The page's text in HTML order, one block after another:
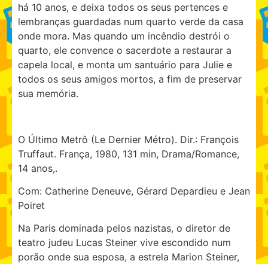
há 10 anos, e deixa todos os seus pertences e
lembranças guardadas num quarto verde da casa
onde mora. Mas quando um incêndio destrói o
quarto, ele convence o sacerdote a restaurar a
capela local, e monta um santuário para Julie e
todos os seus amigos mortos, a fim de preservar
sua memória.
O Último Metrô (Le Dernier Métro). Dir.: François
Truffaut. França, 1980, 131 min, Drama/Romance,
14 anos,.
Com: Catherine Deneuve, Gérard Depardieu e Jean
Poiret
Na Paris dominada pelos nazistas, o diretor de
teatro judeu Lucas Steiner vive escondido num
porão onde sua esposa, a estrela Marion Steiner,